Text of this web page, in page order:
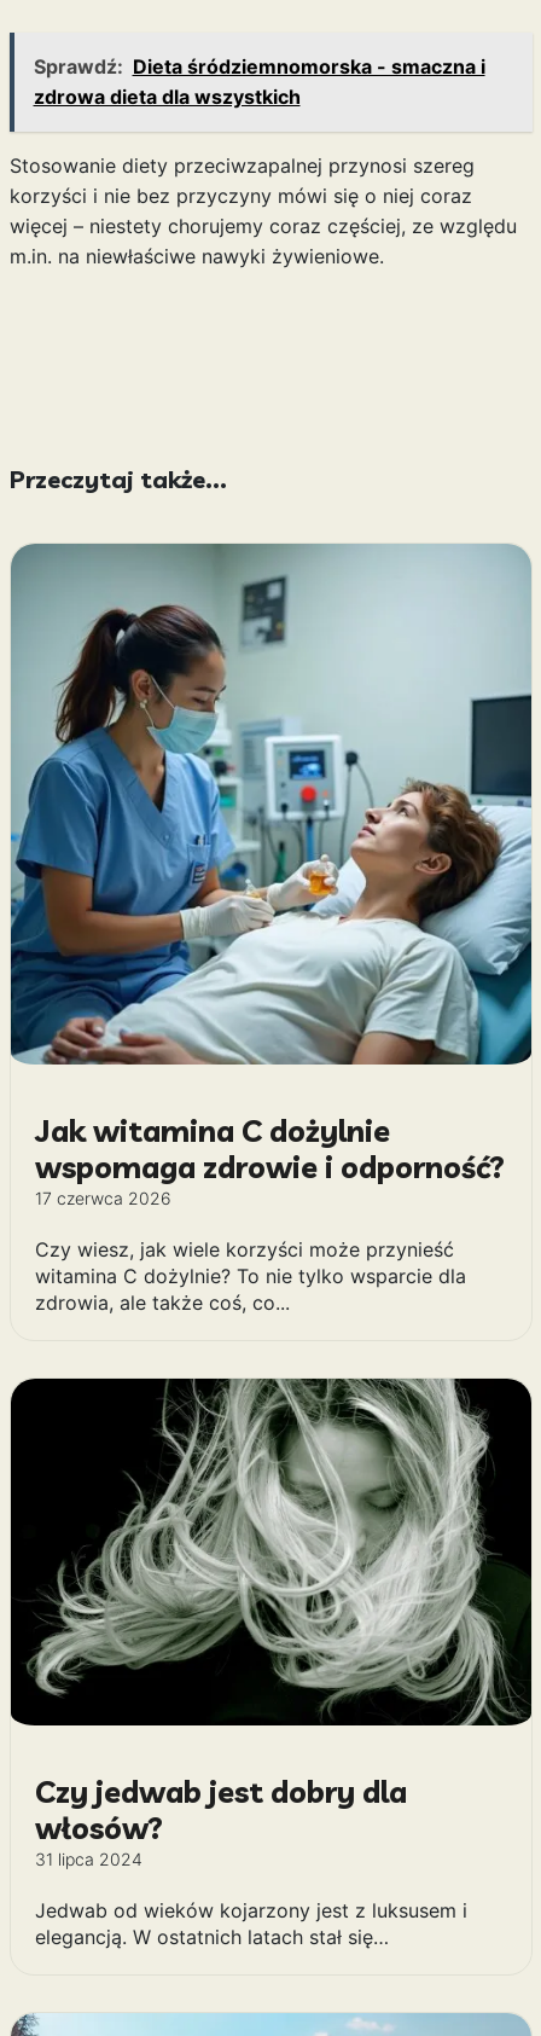
Sprawdź: Dieta śródziemnomorska - smaczna i
zdrowa dieta dla wszystkich
Stosowanie diety przeciwzapalnej przynosi szereg
korzyści i nie bez przyczyny mówi się o niej coraz
więcej – niestety chorujemy coraz częściej, ze względu
m.in. na niewłaściwe nawyki żywieniowe.
Przeczytaj także...
Jak witamina C dożylnie
wspomaga zdrowie i odporność?
17 czerwca 2026
Czy wiesz, jak wiele korzyści może przynieść
witamina C dożylnie? To nie tylko wsparcie dla
zdrowia, ale także coś, co...
Czy jedwab jest dobry dla
włosów?
31 lipca 2024
Jedwab od wieków kojarzony jest z luksusem i
elegancją. W ostatnich latach stał się…